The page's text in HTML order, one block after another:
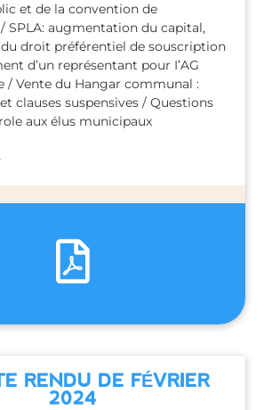
et de la convention de
SPLA: augmentation du capital,
droit préférentiel de souscription
d’un représentant pour I’AG
/ Vente du Hangar communal :
clauses suspensives / Questions
aux élus municipaux
RENDU DE FÉVRIER
2024